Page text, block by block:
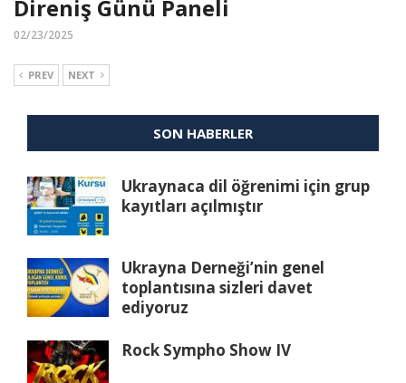
Direniş Günü Paneli
02/23/2025
PREV NEXT
SON HABERLER
Ukraynaca dil öğrenimi için grup
kayıtları açılmıştır
Ukrayna Derneği’nin genel
toplantısına sizleri davet
ediyoruz
Rock Sympho Show IV